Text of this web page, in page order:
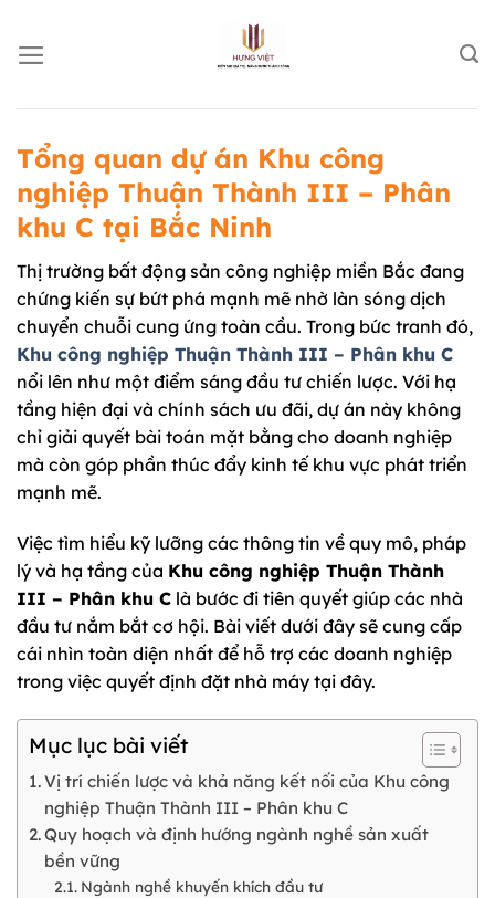
đến
nội
Tổng quan dự án Khu công
nghiệp Thuận Thành III – Phân
khu C tại Bắc Ninh
Thị trường bất động sản công nghiệp miền Bắc đang
chứng kiến sự bứt phá mạnh mẽ nhờ làn sóng dịch
chuyển chuỗi cung ứng toàn cầu. Trong bức tranh đó,
Khu công nghiệp Thuận Thành III – Phân khu C
nổi lên như một điểm sáng đầu tư chiến lược. Với hạ
tầng hiện đại và chính sách ưu đãi, dự án này không
chỉ giải quyết bài toán mặt bằng cho doanh nghiệp
mà còn góp phần thúc đẩy kinh tế khu vực phát triển
mạnh mẽ.
Việc tìm hiểu kỹ lưỡng các thông tin về quy mô, pháp
lý và hạ tầng của Khu công nghiệp Thuận Thành
III – Phân khu C là bước đi tiên quyết giúp các nhà
đầu tư nắm bắt cơ hội. Bài viết dưới đây sẽ cung cấp
cái nhìn toàn diện nhất để hỗ trợ các doanh nghiệp
trong việc quyết định đặt nhà máy tại đây.
Mục lục bài viết
Vị trí chiến lược và khả năng kết nối của Khu công
nghiệp Thuận Thành III – Phân khu C
Quy hoạch và định hướng ngành nghề sản xuất
bền vững
Ngành nghề khuyến khích đầu tư